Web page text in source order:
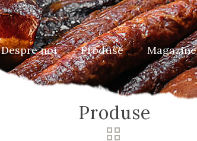
Despre noi Produse Magazine
Produse